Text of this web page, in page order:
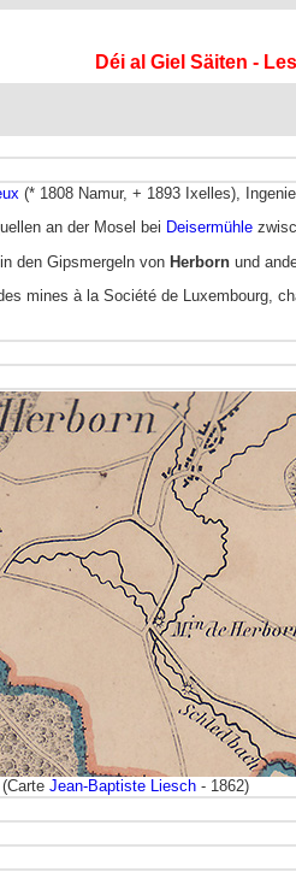
Déi al Giel Säiten -
(* 1808 Namur, + 1893 Ixelles),
an der Mosel bei Deisermühle
in den Gipsmergeln von Herborn und
mines à la Société de Luxembourg,
(Carte Jean-Baptiste Liesch - 1862)